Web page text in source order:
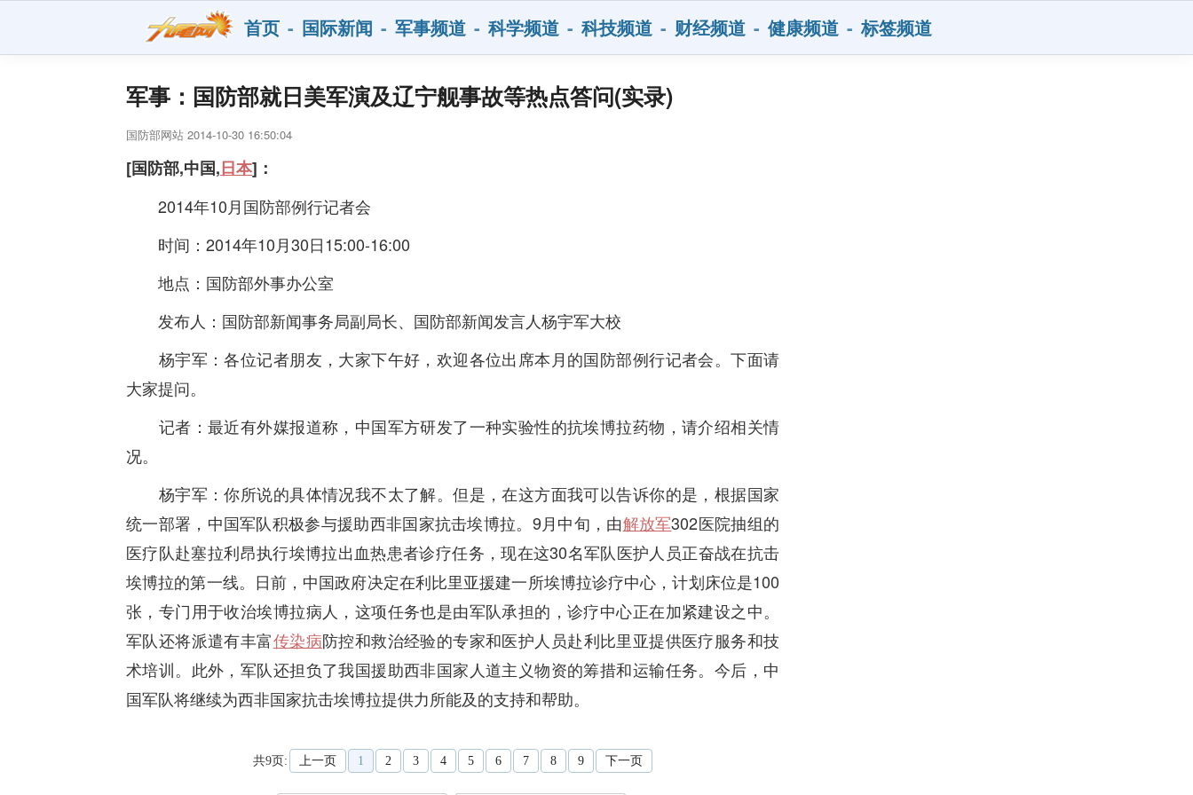
首页 - 国际新闻 - 军事频道 - 科学频道 - 科技频道 - 财经频道 - 健康频道 - 标签频道
军事：国防部就日美军演及辽宁舰事故等热点答问(实录)
国防部网站 2014-10-30 16:50:04
[国防部,中国,日本]：
2014年10月国防部例行记者会
时间：2014年10月30日15:00-16:00
地点：国防部外事办公室
发布人：国防部新闻事务局副局长、国防部新闻发言人杨宇军大校
杨宇军：各位记者朋友，大家下午好，欢迎各位出席本月的国防部例行记者会。下面请
大家提问。
记者：最近有外媒报道称，中国军方研发了一种实验性的抗埃博拉药物，请介绍相关情
况。
杨宇军：你所说的具体情况我不太了解。但是，在这方面我可以告诉你的是，根据国家
统一部署，中国军队积极参与援助西非国家抗击埃博拉。9月中旬，由解放军302医院抽组的
医疗队赴塞拉利昂执行埃博拉出血热患者诊疗任务，现在这30名军队医护人员正奋战在抗击
埃博拉的第一线。日前，中国政府决定在利比里亚援建一所埃博拉诊疗中心，计划床位是100
张，专门用于收治埃博拉病人，这项任务也是由军队承担的，诊疗中心正在加紧建设之中。
军队还将派遣有丰富传染病防控和救治经验的专家和医护人员赴利比里亚提供医疗服务和技
术培训。此外，军队还担负了我国援助西非国家人道主义物资的筹措和运输任务。今后，中
国军队将继续为西非国家抗击埃博拉提供力所能及的支持和帮助。
共9页: 上一页 1 2 3 4 5 6 7 8 9 下一页